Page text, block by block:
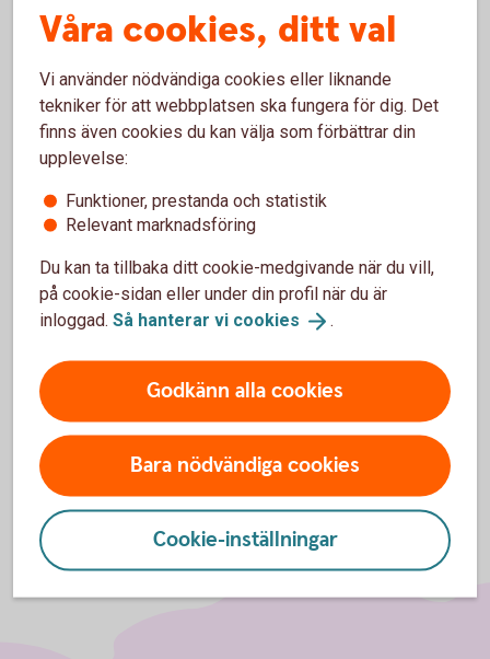
för ditt företag
Ring 0771-22 11 22 och boka rådgivning på kontor
Gör en enklare rådgivning själv.
Logga in och gör digital rådgivning
Bankomat
Besök en bankomat för att sätta in och ta ut kontanter.
Hitta Bankomat
Våra cookies, ditt val
Vi använder nödvändiga cookies eller liknande
tekniker för att webbplatsen ska fungera för dig. Det
finns även cookies du kan välja som förbättrar din
upplevelse:
Funktioner, prestanda och statistik
Relevant marknadsföring
Du kan ta tillbaka ditt cookie-medgivande när du vill,
på cookie-sidan eller under din profil när du är
inloggad. Så hanterar vi cookies .
Godkänn alla cookies
Bara nödvändiga cookies
Cookie-inställningar